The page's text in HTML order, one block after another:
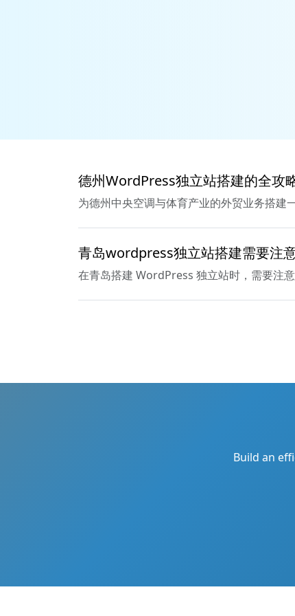
德州WordPress独立站搭建的全攻
为德州中央空调与体育产业的外贸业务搭建
青岛wordpress独立站搭建需要注
在青岛搭建 WordPress 独立站时，需要注
Build an